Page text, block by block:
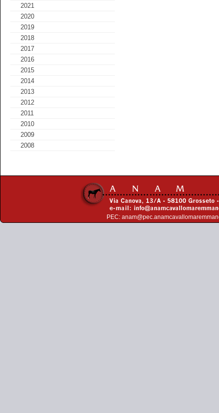
2021
2020
2019
2018
2017
2016
2015
2014
2013
2012
2011
2010
2009
2008
PEC: